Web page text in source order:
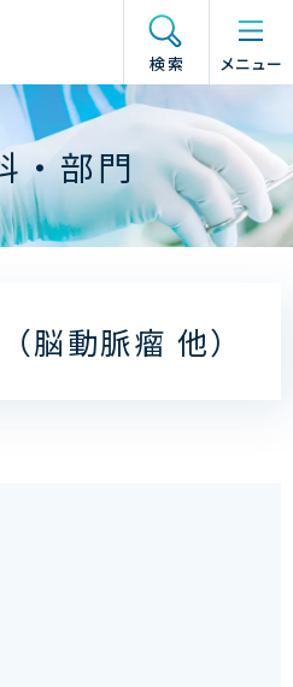
検索 メニュー
・部門
脳動脈瘤 他）